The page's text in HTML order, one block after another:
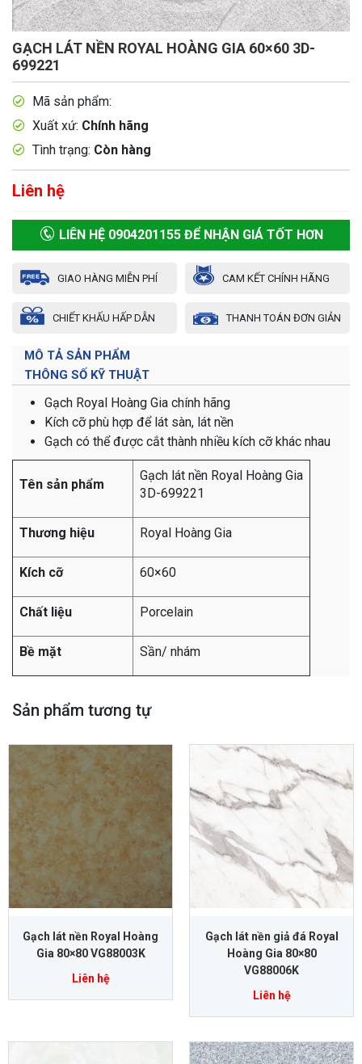
GẠCH LÁT NỀN ROYAL HOÀNG GIA 60×60 3D-
699221
Mã sản phẩm:
Xuất xứ: Chính hãng
Tình trạng: Còn hàng
Liên hệ
LIÊN HỆ 0904201155 ĐỂ NHẬN GIÁ TỐT HƠN
GIAO HÀNG MIỄN PHÍ CAM KẾT CHÍNH HÃNG
CHIẾT KHẤU HẤP DẪN THANH TOÁN ĐƠN GIẢN
MÔ TẢ SẢN PHẨM
THÔNG SỐ KỸ THUẬT
Gạch Royal Hoàng Gia chính hãng
Kích cỡ phù hợp để lát sàn, lát nền
Gạch có thể được cắt thành nhiều kích cỡ khác nhau
Tên sản phẩm
Gạch lát nền Royal Hoàng Gia
3D-699221
Thương hiệu Royal Hoàng Gia
Kích cỡ 60×60
Chất liệu Porcelain
Bề mặt Sần/ nhám
Sản phẩm tương tự
Gạch lát nền Royal Hoàng
Gia 80×80 VG88003K
Liên hệ
Gạch lát nền giả đá Royal
Hoàng Gia 80×80
VG88006K
Liên hệ